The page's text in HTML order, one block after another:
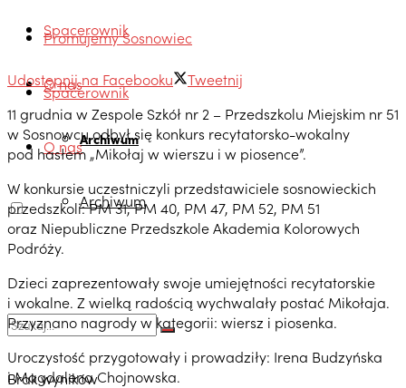
Spacerownik
O nas
Archiwum
Promujemy Sosnowiec
Spacerownik
O nas
Archiwum
Brak wyników
Udostępnij na Facebooku
Tweetnij
11 grudnia w Zespole Szkół nr 2 – Przedszkolu Miejskim nr 51
w Sosnowcu odbył się konkurs recytatorsko-wokalny
pod hasłem „Mikołaj w wierszu i w piosence”.
W konkursie uczestniczyli przedstawiciele sosnowieckich
przedszkoli: PM 31, PM 40, PM 47, PM 52, PM 51
oraz Niepubliczne Przedszkole Akademia Kolorowych
Podróży.
Dzieci zaprezentowały swoje umiejętności recytatorskie
i wokalne. Z wielką radością wychwalały postać Mikołaja.
Przyznano nagrody w kategorii: wiersz i piosenka.
Uroczystość przygotowały i prowadziły: Irena Budzyńska
i Magdalena Chojnowska.